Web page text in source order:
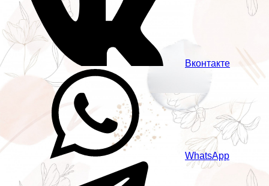
Вконтакте
WhatsApp